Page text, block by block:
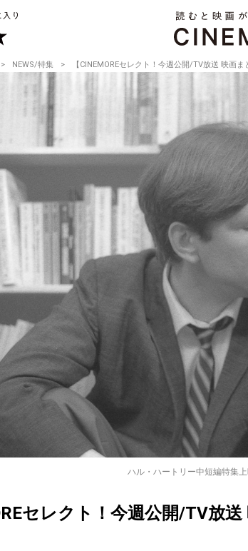
NEWS/特集 【CINEMOREセレクト！今週公開/TV放送 映画
ハル・ハートリー中短編特集
セレクト！今週公開/TV放